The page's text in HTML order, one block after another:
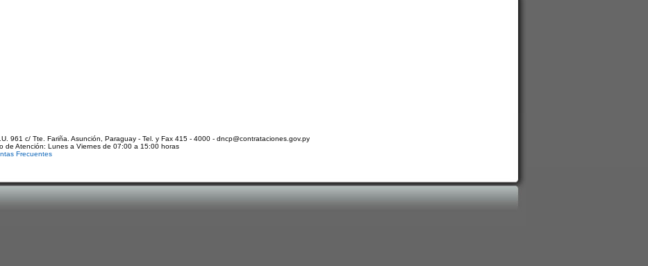
961 c/ Tte. Fariña. Asunción, Paraguay - Tel. y Fax 415 - 4000 - dncp@contrataciones.gov.py
de Atención: Lunes a Viernes de 07:00 a 15:00 horas
Frecuentes